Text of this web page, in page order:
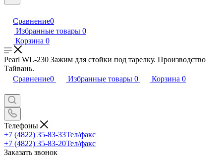
Сравнение0
Избранные товары 0
Корзина 0
Pearl WL-230 Зажим для стойки под тарелку. Производство
Тайвань.
Сравнение0 Избранные товары 0 Корзина 0
Телефоны
+7 (4822) 35-83-33Тел/факс
+7 (4822) 35-83-20Тел/факс
Заказать звонок